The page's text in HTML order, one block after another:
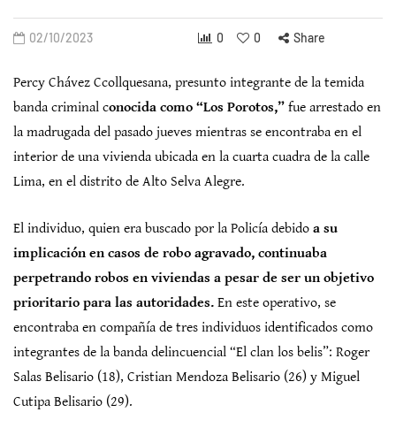
02/10/2023 0 0 Share
Percy Chávez Ccollquesana, presunto integrante de la temida
banda criminal conocida como “Los Porotos,” fue arrestado en
la madrugada del pasado jueves mientras se encontraba en el
interior de una vivienda ubicada en la cuarta cuadra de la calle
Lima, en el distrito de Alto Selva Alegre.
El individuo, quien era buscado por la Policía debido a su
implicación en casos de robo agravado, continuaba
perpetrando robos en viviendas a pesar de ser un objetivo
prioritario para las autoridades. En este operativo, se
encontraba en compañía de tres individuos identificados como
integrantes de la banda delincuencial “El clan los belis”: Roger
Salas Belisario (18), Cristian Mendoza Belisario (26) y Miguel
Cutipa Belisario (29).